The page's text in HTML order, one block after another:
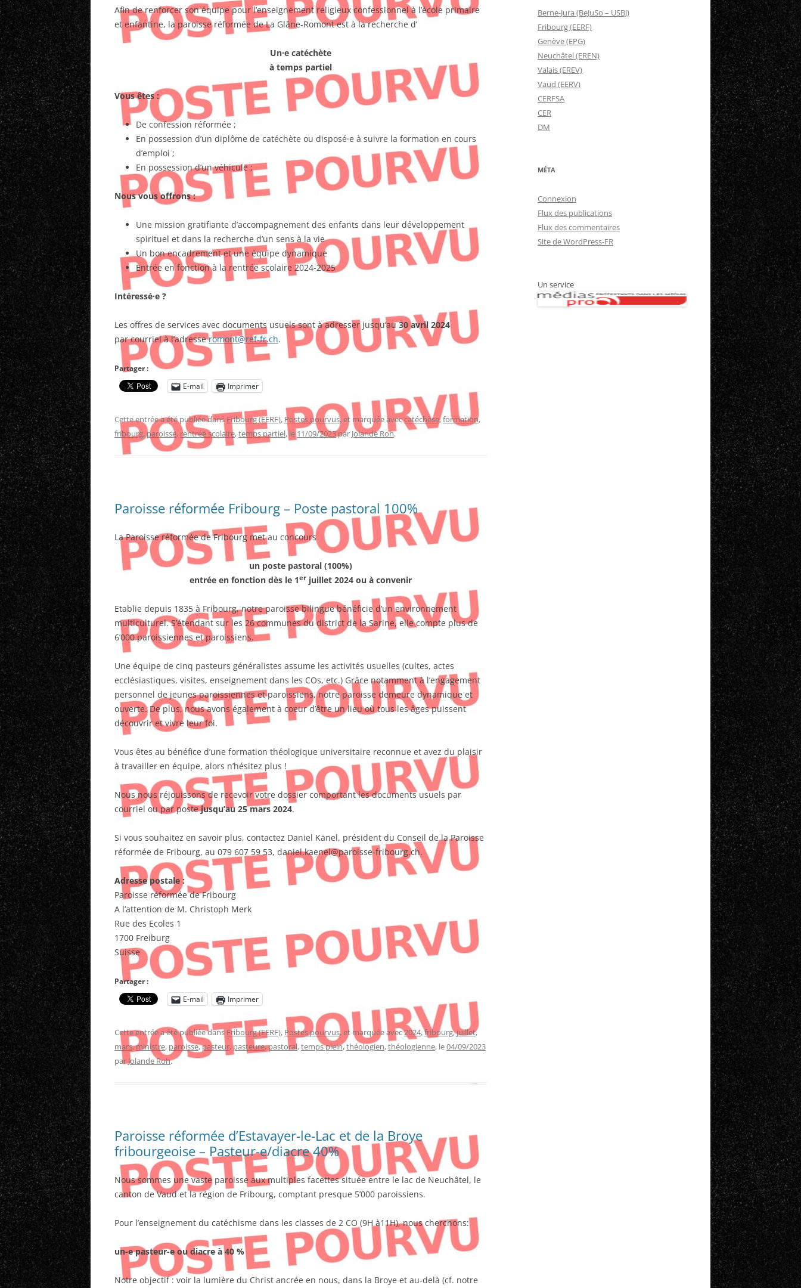
Afin de renforcer son équipe pour l’enseignement religieux confessionnel à l’école primaire
et enfantine, la paroisse réformée de La Glâne-Romont est à la recherche d’
Un·e catéchète
à temps partiel
Vous êtes :
De confession réformée ;
En possession d’un diplôme de catéchète ou disposé·e à suivre la formation en cours
d’emploi ;
En possession d’un véhicule ;
Nous vous offrons :
Une mission gratifiante d’accompagnement des enfants dans leur développement
spirituel et dans la recherche d’un sens à la vie
Un bon encadrement et une équipe dynamique
Entrée en fonction à la rentrée scolaire 2024-2025
Intéressé·e ?
Les offres de services avec documents usuels sont à adresser jusqu’au30 avril 2024
par courriel à l’adresseromont@ref-fr.ch.
Partager :
E-mail
Imprimer
Cette entrée a été publiée dans Fribourg (EERF), Postes pourvus, et marquée aveccatéchèse,formation,
fribourg,paroisse, rentrée scolaire,temps partiel, le11/09/2023par Jolande Roh.
Paroisse réformée Fribourg – Poste pastoral 100%
La Paroisse réformée de Fribourg met au concours
un poste pastoral (100%)
entrée en fonction dès le 1erjuillet 2024 ou à convenir
Etablie depuis 1835 à Fribourg, notre paroisse bilingue bénéficie d’un environnement
multiculturel. S’étendant sur les 26 communes du district de la Sarine, elle compte plus de
6’000 paroissiennes et paroissiens.
Une équipe de cinq pasteurs généralistes assume les activités usuelles (cultes, actes
ecclésiastiques, visites, enseignement dans les COs, etc.) Grâce notamment à l’engagement
personnel de jeunes paroissiennes et paroissiens, notre paroisse demeure dynamique et
ouverte. De plus, nous avons également à coeur d’être un lieu où tous les âges puissent
découvrir et vivre leur foi.
Vous êtes au bénéfice d’une formation théologique universitaire reconnue et avez du plaisir
à travailler en équipe, alors n’hésitez plus !
Nous nous réjouissons de recevoir votre dossier comportant les documents usuels par
courriel ou par postejusqu’au 25 mars 2024.
Si vous souhaitez en savoir plus, contactez Daniel Känel, président du Conseil de la Paroisse
réformée de Fribourg, au 079 607 59 53, daniel.kaenel@paroisse-fribourg.ch.
Adresse postale :
Paroisse réformée de Fribourg
A l’attention de M. Christoph Merk
Rue des Ecoles 1
1700 Freiburg
Suisse
Partager :
E-mail
Imprimer
Cette entrée a été publiée dans Fribourg (EERF), Postes pourvus, et marquée avec2024,fribourg,juillet,
mars,ministre, paroisse,pasteur,pasteure,pastoral,temps plein,théologien,théologienne, le04/09/2023
parJolande Roh.
Paroisse réformée d’Estavayer-le-Lac et de la Broye
fribourgeoise – Pasteur-e/diacre 40%
Nous sommes une vaste paroisse aux multiples facettes située entre le lac de Neuchâtel, le
canton de Vaud et la région de Fribourg, comptant presque 5’000 paroissiens.
Pour l’enseignement du catéchisme dans les classes de 2 CO (9H à11H), nous cherchons:
un-e pasteur-e ou diacre à 40 %
Notre objectif : voir la lumière du Christ ancrée en nous, dans la Broye et au-delà (cf. notre
Berne-Jura (BeJuSo – USBJ)
Fribourg (EERF)
Genève (EPG)
Neuchâtel (EREN)
Valais (EREV)
Vaud (EERV)
CERFSA
CER
DM
MÉTA
Connexion
Flux des publications
Flux des commentaires
Site de WordPress-FR
Un service